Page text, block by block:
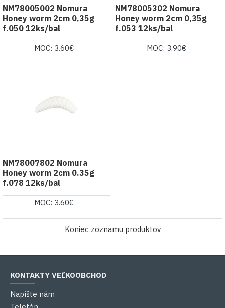
NM78005002 Nomura
Honey worm 2cm 0,35g
f.050 12ks/bal
MOC: 3.60€
NM78005302 Nomura
Honey worm 2cm 0,35g
f.053 12ks/bal
MOC: 3.90€
NM78007802 Nomura
Honey worm 2cm 0.35g
f.078 12ks/bal
MOC: 3.60€
Koniec zoznamu produktov
KONTAKTY VEĽKOOBCHOD
Napíšte nám